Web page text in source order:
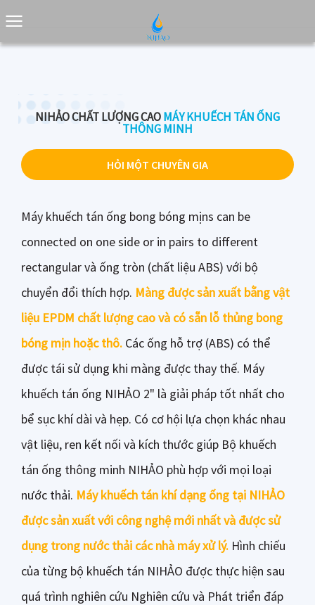
NIHẢO CHẤT LƯỢNG CAOMÁY KHUẾCH TÁN ỐNG
THÔNG MINH
HỎI MỘT CHUYÊN GIA
Máy khuếch tán ống bong bóng mịns can be
connected on one side or in pairs to different
rectangular và ống tròn (chất liệu ABS) với bộ
chuyển đổi thích hợp. Màng được sản xuất bằng vật
liệu EPDM chất lượng cao và có sẵn lỗ thủng bong
bóng mịn hoặc thô. Các ống hỗ trợ (ABS) có thể
được tái sử dụng khi màng được thay thế. Máy
khuếch tán ống NIHẢO 2" là giải pháp tốt nhất cho
bể sục khí dài và hẹp. Có cơ hội lựa chọn khác nhau
vật liệu, ren kết nối và kích thước giúp Bộ khuếch
tán ống thông minh NIHẢO phù hợp với mọi loại
nước thải. Máy khuếch tán khí dạng ống tại NIHẢO
được sản xuất với công nghệ mới nhất và được sử
dụng trong nước thải các nhà máy xử lý. Hình chiếu
của từng bộ khuếch tán NIHẢO được thực hiện sau
quá trình nghiên cứu Nghiên cứu và Phát triển đáp